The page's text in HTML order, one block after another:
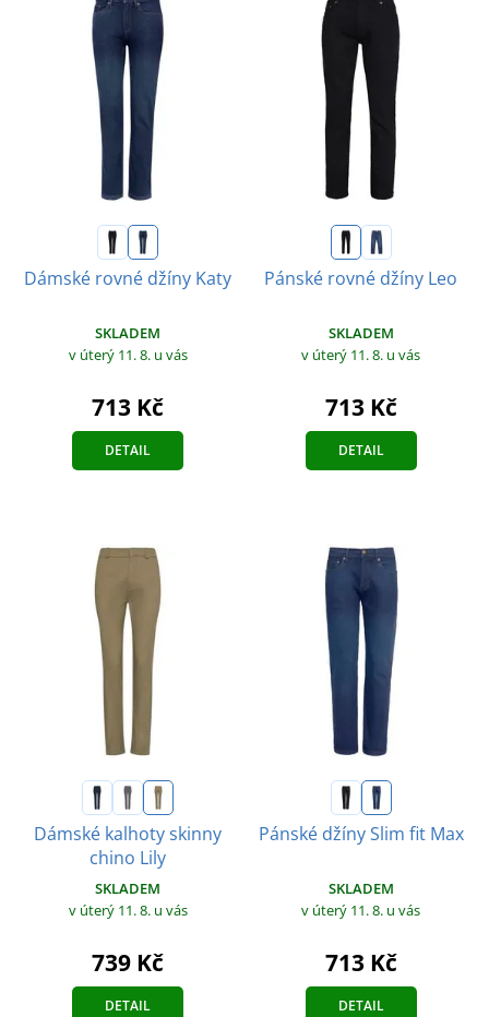
Dámské rovné džíny Katy
SKLADEM
v úterý 11. 8. u vás
713 Kč
DETAIL
Pánské rovné džíny Leo
SKLADEM
v úterý 11. 8. u vás
713 Kč
DETAIL
Dámské kalhoty skinny
chino Lily
SKLADEM
v úterý 11. 8. u vás
739 Kč
DETAIL
Pánské džíny Slim fit Max
SKLADEM
v úterý 11. 8. u vás
713 Kč
DETAIL